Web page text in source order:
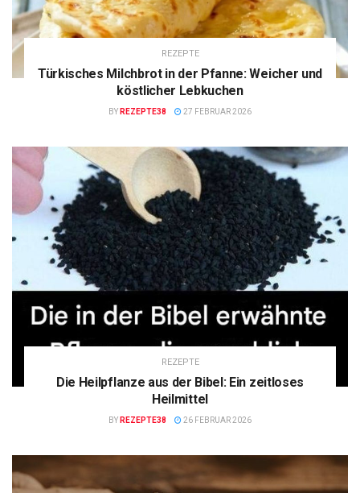
REZEPTE
Türkisches Milchbrot in der Pfanne: Weicher und
köstlicher Lebkuchen
BY REZEPTE38 27 FEBRUAR 2026
REZEPTE
Die Heilpflanze aus der Bibel: Ein zeitloses
Heilmittel
BY REZEPTE38 26 FEBRUAR 2026